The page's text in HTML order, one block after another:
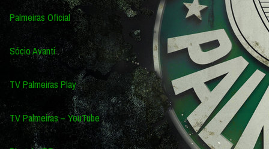
Palmeiras Oficial
Sócio Avanti
TV Palmeiras Play
TV Palmeiras – YouTube